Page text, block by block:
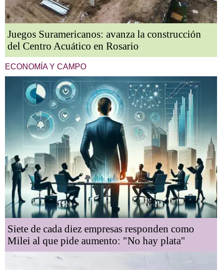
Juegos Suramericanos: avanza la construcción
del Centro Acuático en Rosario
ECONOMÍA Y CAMPO
Siete de cada diez empresas responden como
Milei al que pide aumento: "No hay plata"